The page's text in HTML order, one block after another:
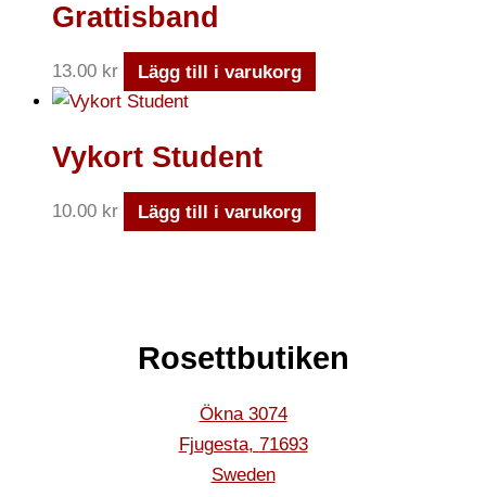
Grattisband
13.00 kr Lägg till i varukorg
Vykort Student
10.00 kr Lägg till i varukorg
Rosettbutiken
Ökna 3074
Fjugesta, 71693
Sweden